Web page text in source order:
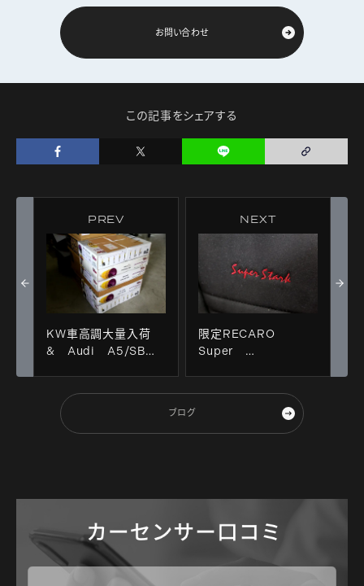
お問い合わせ
この記事をシェアする
PREV
KW車高調大量入荷
& Audi A5/SB＋
NEXT
限定RECARO
Super
ブログ